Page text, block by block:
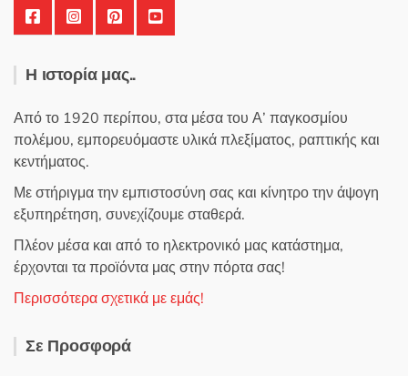
Η ιστορία μας..
Από το 1920 περίπου, στα μέσα του Α’ παγκοσμίου
πολέμου, εμπορευόμαστε υλικά πλεξίματος, ραπτικής και
κεντήματος.
Με στήριγμα την εμπιστοσύνη σας και κίνητρο την άψογη
εξυπηρέτηση, συνεχίζουμε σταθερά.
Πλέον μέσα και από το ηλεκτρονικό μας κατάστημα,
έρχονται τα προϊόντα μας στην πόρτα σας!
Περισσότερα σχετικά με εμάς!
Σε Προσφορά